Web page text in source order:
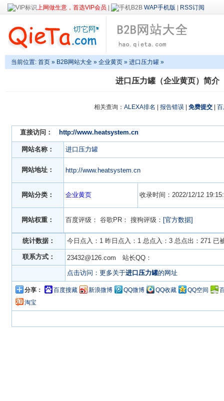
上网做生意，首选VIP会员 WAP手机版 RSS订阅
当前位置: 首页 » B2B网站大全 » 企业黄页 » 进口压力罐 »
进口压力罐（企业黄页）简介
相关查询： ALEXA排名 报告错误 免费提交
直接访问： http://www.heatsystem.cn
网站名称： 进口压力罐
网站地址： http://www.heatsystem.cn
网站分类： 企业黄页 收录时间：2022/12/12
网站权重： 百度评级： 谷歌PR： 搜狗评级： [官方数据]
统计数据： 今日点入：1 昨日点入：1 总点入：3 总点出：271 已
联系方式：
23432@126.com 站长QQ：
点击访问：更多关于进口压力罐的网址
分享： 百度搜藏 新浪微博 QQ微博 QQ收藏 QQ空间
淘宝